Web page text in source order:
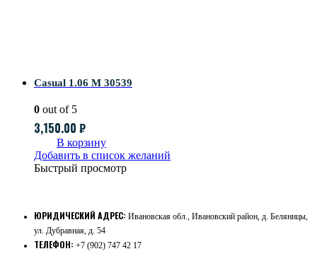
Casual 1.06 M 30539
0 out of 5
3,150.00 ₽
В корзину
Добавить в список желаний
Быстрый просмотр
ЮРИДИЧЕСКИЙ АДРЕС: Ивановская обл., Ивановский район, д. Беляницы,
ул. Дубравная, д. 54
ТЕЛЕФОН: +7 (902) 747 42 17